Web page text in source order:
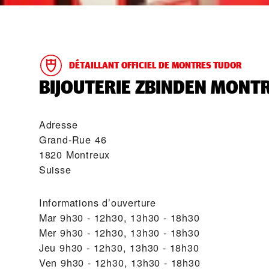
DÉTAILLANT OFFICIEL DE MONTRES TUDOR
‭BIJOUTERIE ZBINDEN
Adresse
Grand-Rue 46
1820 Montreux
Suisse
Informations d’ouverture
Mar 9h30 - 12h30, 13h30 - 18h30
Mer 9h30 - 12h30, 13h30 - 18h30
Jeu 9h30 - 12h30, 13h30 - 18h30
Ven 9h30 - 12h30, 13h30 - 18h30